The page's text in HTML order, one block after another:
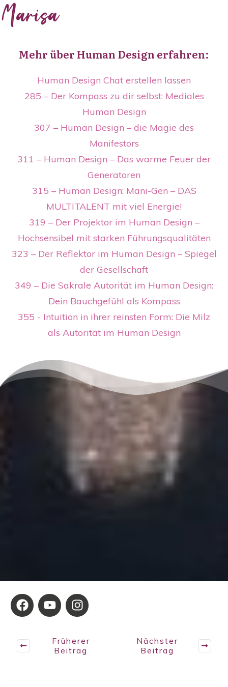
Marisa
Mehr über Human Design erfahren:
Human Design Chat erstellen lassen
285 – Der Kompass zu dir selbst: Mediales
Human Design
307 – Human Design – die Magie des
Manifestors
311 – Human Design – Das warme Feuer der
Generatoren
315 – Human Design: Mani-Gen – DAS
MULTITALENT mit viel Energie!
319 – Der Projektor im Human Design –
Hochsensibel mit starken Führungsqualitäten
323 – Der Reflektor im Human Design – Spiegel
der Gesellschaft
349 – Die Sakrale Autorität im Human Design:
Dein Bauchgefühl als Kompass
355 - Intuition in ihrer reinsten Form: Die Milz
als Autorität im Human Design
Früherer
Beitrag
Nächster
Beitrag